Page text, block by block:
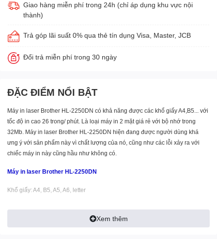
Giao hàng miễn phí trong 24h (chỉ áp dụng khu vực nội
thành)
Trả góp lãi suất 0% qua thẻ tín dụng Visa, Master, JCB
Đổi trả miễn phí trong 30 ngày
ĐẶC ĐIỂM NỔI BẬT
Máy in laser Brother HL-2250DN có khả năng được các khổ giấy A4,B5... với
tốc độ in cao 26 trong/ phút. Là loại máy in 2 mặt giá rẻ với bộ nhớ trong
32Mb. Máy in laser Brother HL-2250DN hiện đang được người dùng khá
ưng ý với sản phẩm này vì chất lượng của nó, cũng như các lỗi xảy ra với
chiếc máy in này cũng hầu như không có.
Máy in laser Brother HL-2250DN
Khổ giấy: A4, B5, A5, A6, letter
Tốc độ in: 26 tr/phút
Độ phân giải: 2400x600 dpi (HQ1200)
Xem thêm